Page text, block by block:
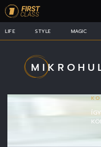
LIFE STYLE MAGIC